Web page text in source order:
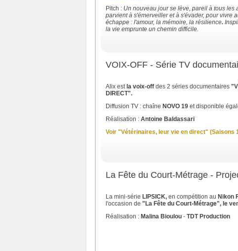
Pitch : Un nouveau jour se lève, pareil à tous les
parvient à s'émerveiller et à s'évader, pour vivre
échappe : l'amour, la mémoire, la résilience.
la vie emprunte un chemin difficile.
VOIX-OFF - Série TV
Alix est la voix-off des 2 séries documentaires
DIRECT".
Diffusion TV : chaîne NOVO 19 et disponible
Réalisation : Antoine Baldassari
Voir "Vétérinaires, leur vie en direct" (Saisons
La Fête du Court-Métrage -
La mini-série LIPSICK, en compétition au Nikon
l'occasion de "La Fête du Court-Métrage", le
Réalisation : Malina Bioulou - TDT Production